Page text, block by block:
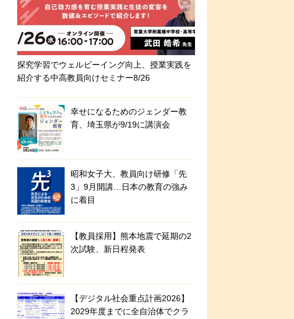
探究学習でウェルビーイング向上、授業実践を
紹介する中高教員向けセミナー8/26
幸せになるためのジェンダー教
育、埼玉県が9/19に講演会
昭和女子大、教員向け研修「先
3」9月開講…日本の教育の強み
に着目
【教員採用】熊本地震で延期の2
次試験、新日程発表
【デジタル社会重点計画2026】
2029年度までに全自治体でクラ